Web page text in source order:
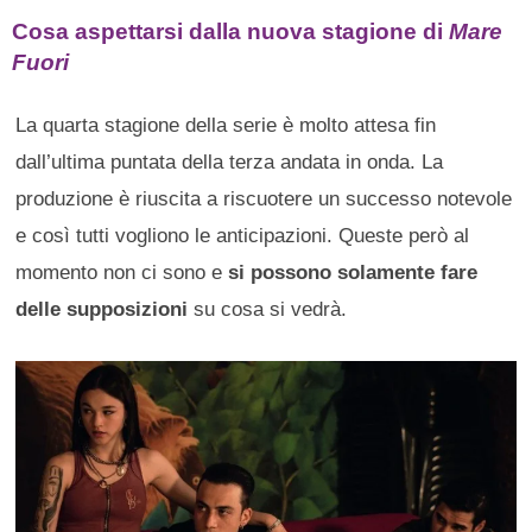
Cosa aspettarsi dalla nuova stagione di Mare
Fuori
La quarta stagione della serie è molto attesa fin
dall’ultima puntata della terza andata in onda. La
produzione è riuscita a riscuotere un successo notevole
e così tutti vogliono le anticipazioni. Queste però al
momento non ci sono esi possono solamente fare
delle supposizionisu cosa si vedrà.